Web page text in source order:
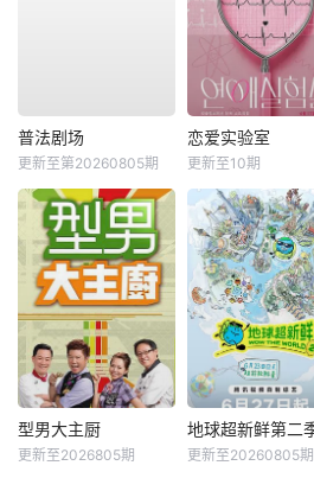
普法剧场
更新至第20260805期
恋爱实验室
更新至10期
型男大主厨
更新至2026805期
地球超新鲜第二
更新至20260805期